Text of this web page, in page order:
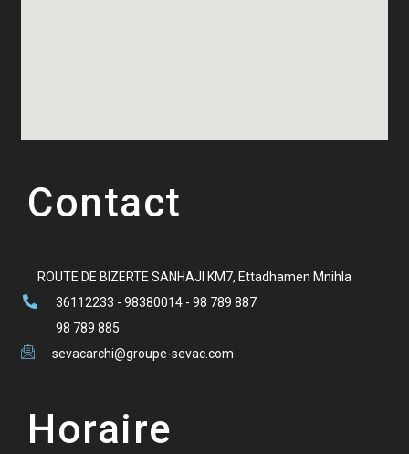
Contact
ROUTE DE BIZERTE SANHAJI KM7, Ettadhamen Mnihla
36112233 - 98380014 - 98 789 887
98 789 885
sevacarchi@groupe-sevac.com
Horaire